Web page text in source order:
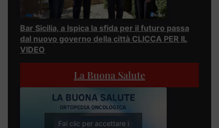
Bar Sicilia, a Ispica la sfida per il futuro passa
dal nuovo governo della città CLICCA PER IL
VIDEO
La Buona Salute
Fai clic per accettare i